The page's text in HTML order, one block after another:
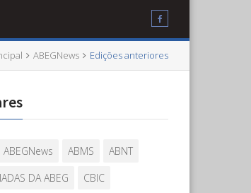
ABEGNews Edições anteriores
ABEGNews ABMS
ABNT
DA ABEG
CBIC